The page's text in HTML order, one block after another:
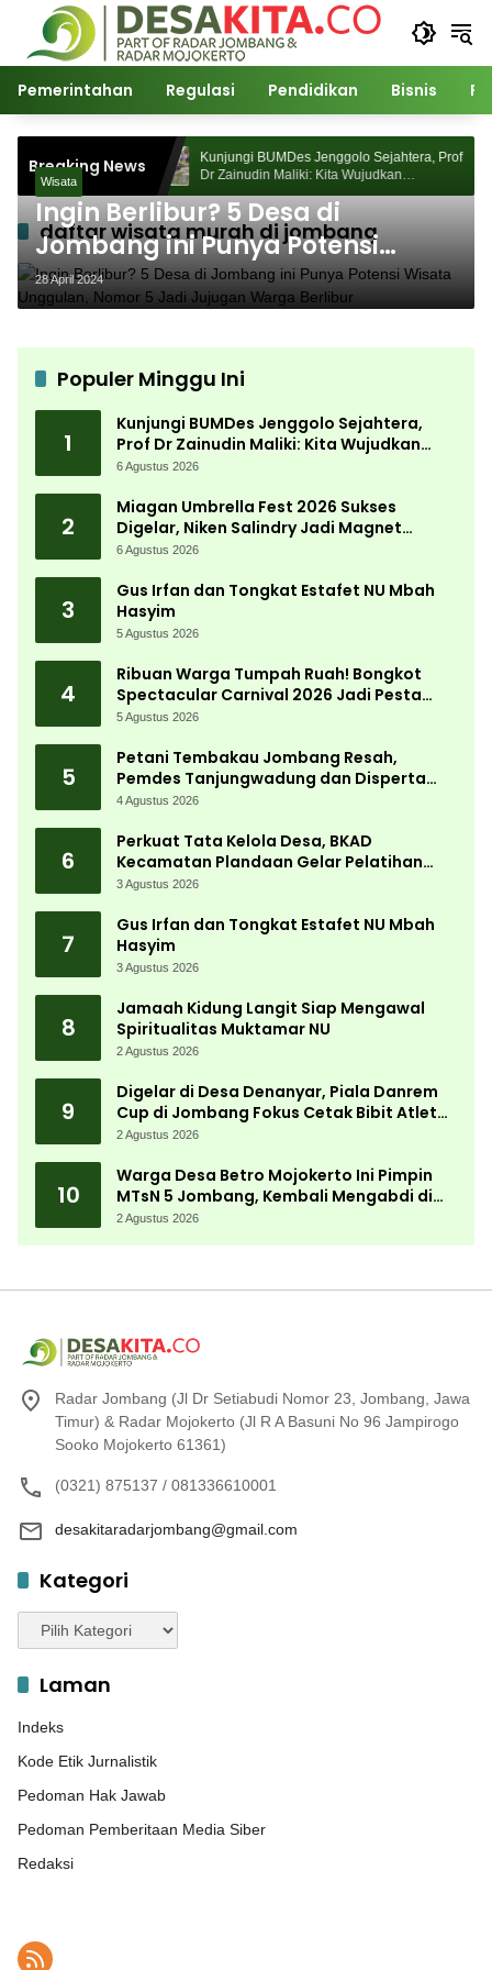
Langsung
konten
Pemerintahan Regulasi Pendidikan Bisnis
Breaking News
Prof
Potensi Desa
Kunjungi BUMDes Jenggolo Sejahtera, Prof
Dr Zainudin Maliki: Kita Wujudkan
Kemandirian Ekonomi dengan Potensi Desa
daftar wisata murah di jombang
Wisata
Ingin Berlibur? 5 Desa di
Jombang ini Punya Potensi
Wisata Unggulan, Nomor 5 Jadi
Jujugan Warga Berlibur
28 April 2024
Populer Minggu Ini
1
Kunjungi BUMDes Jenggolo Sejahtera,
Prof Dr Zainudin Maliki: Kita Wujudkan
Kemandirian Ekonomi dengan Potensi
6 Agustus 2026
2
Miagan Umbrella Fest 2026 Sukses
Digelar, Niken Salindry Jadi Magnet
Ribuan Pengunjung
6 Agustus 2026
3
Gus Irfan dan Tongkat Estafet NU Mbah
Hasyim
5 Agustus 2026
4
Ribuan Warga Tumpah Ruah! Bongkot
Spectacular Carnival 2026 Jadi Pesta
Kemerdekaan Terbesar di Peterongan
5 Agustus 2026
5
Petani Tembakau Jombang Resah,
Pemdes Tanjungwadung dan Disperta
Bergerak Cepat
4 Agustus 2026
6
Perkuat Tata Kelola Desa, BKAD
Kecamatan Plandaan Gelar Pelatihan
Aparatur Pemdes
3 Agustus 2026
7
Gus Irfan dan Tongkat Estafet NU Mbah
Hasyim
3 Agustus 2026
8
Jamaah Kidung Langit Siap Mengawal
Spiritualitas Muktamar NU
2 Agustus 2026
9
Digelar di Desa Denanyar, Piala Danrem
Cup di Jombang Fokus Cetak Bibit Atlet
Menembak Berprestasi
2 Agustus 2026
10
Warga Desa Betro Mojokerto Ini Pimpin
MTsN 5 Jombang, Kembali Mengabdi di
Almamater
2 Agustus 2026
Radar Jombang (Jl Dr Setiabudi Nomor 23, Jombang, Jawa
Timur) & Radar Mojokerto (Jl R A Basuni No 96 Jampirogo
Sooko Mojokerto 61361)
(0321) 875137 / 081336610001
desakitaradarjombang@gmail.com
Kategori
Kategori
Laman
Indeks
Kode Etik Jurnalistik
Pedoman Hak Jawab
Pedoman Pemberitaan Media Siber
Redaksi